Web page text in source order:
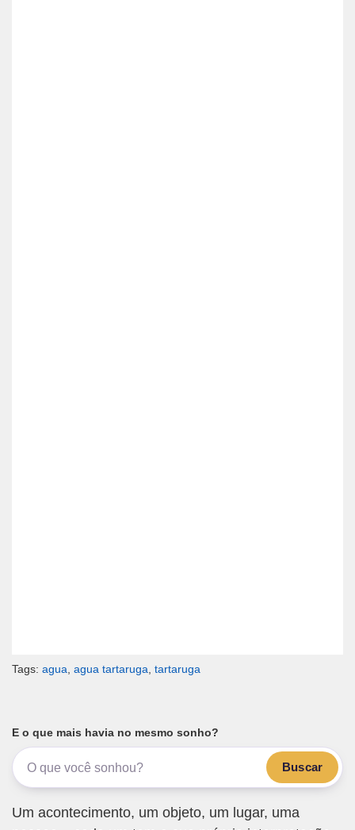
Tags: agua agua tartaruga tartaruga
E o que mais havia no mesmo sonho?
Buscar
Um acontecimento, um objeto, um lugar, uma